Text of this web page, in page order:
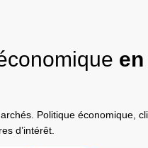
Politique économique,
d’intérêt.